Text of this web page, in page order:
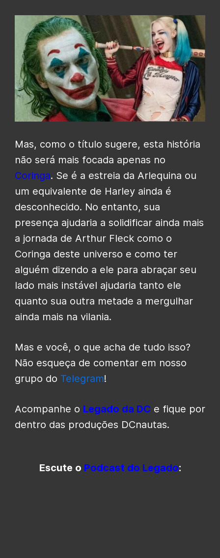
Mas, como o título sugere, esta história
não será mais focada apenas no
Coringa. Se é a estreia da Arlequina ou
um equivalente de Harley ainda é
desconhecido. No entanto, sua
presença ajudaria a solidificar ainda mais
a jornada de Arthur Fleck como o
Coringa deste universo e como ter
alguém dizendo a ele para abraçar seu
lado mais instável ajudaria tanto ele
quanto sua outra metade a mergulhar
ainda mais na vilania.
Mas e você, o que acha de tudo isso?
Não esqueça de comentar em nosso
grupo do Telegram!
Acompanhe o Legado da DC e fique por
dentro das produções DCnautas.
Escute o Podcast do Legado: